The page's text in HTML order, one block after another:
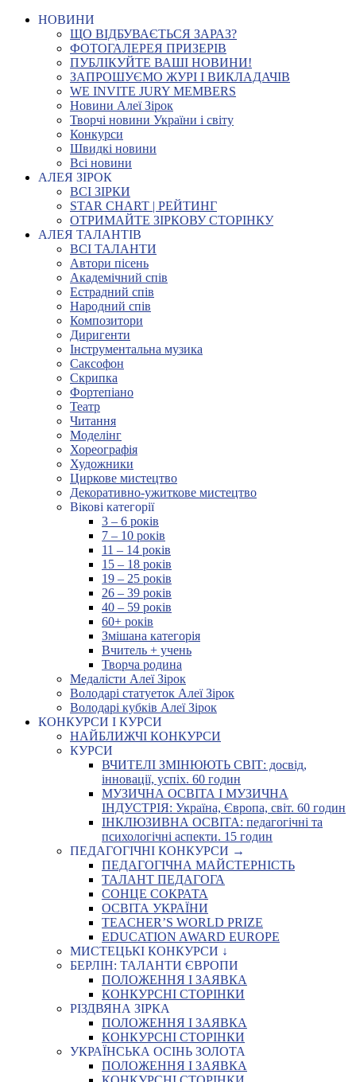
НОВИНИ
ЩО ВІДБУВАЄТЬСЯ ЗАРАЗ?
ФОТОГАЛЕРЕЯ ПРИЗЕРІВ
ПУБЛІКУЙТЕ ВАШІ НОВИНИ!
ЗАПРОШУЄМО ЖУРІ І ВИКЛАДАЧІВ
WE INVITE JURY MEMBERS
Новини Алеї Зірок
Творчі новини України і світу
Конкурси
Швидкі новини
Всі новини
АЛЕЯ ЗІРОК
ВСІ ЗІРКИ
STAR CHART | РЕЙТИНГ
ОТРИМАЙТЕ ЗІРКОВУ СТОРІНКУ
АЛЕЯ ТАЛАНТІВ
ВСІ ТАЛАНТИ
Автори пісень
Академічний спів
Естрадний спів
Народний спів
Композитори
Диригенти
Інструментальна музика
Саксофон
Скрипка
Фортепіано
Театр
Читання
Моделінг
Хореографія
Художники
Циркове мистецтво
Декоративно-ужиткове мистецтво
Вікові категорії
3 – 6 років
7 – 10 років
11 – 14 років
15 – 18 років
19 – 25 років
26 – 39 років
40 – 59 років
60+ років
Змішана категорія
Вчитель + учень
Творча родина
Медалісти Алеї Зірок
Володарі статуеток Алеї Зірок
Володарі кубків Алеї Зірок
КОНКУРСИ І КУРСИ
НАЙБЛИЖЧІ КОНКУРСИ
КУРСИ
ВЧИТЕЛІ ЗМІНЮЮТЬ СВІТ: досвід,
інновації, успіх. 60 годин
МУЗИЧНА ОСВІТА І МУЗИЧНА
ІНДУСТРІЯ: Україна, Європа, світ. 60 годин
ІНКЛЮЗИВНА ОСВІТА: педагогічні та
психологічні аспекти. 15 годин
ПЕДАГОГІЧНІ КОНКУРСИ →
ПЕДАГОГІЧНА МАЙСТЕРНІСТЬ
ТАЛАНТ ПЕДАГОГА
СОНЦЕ СОКРАТА
ОСВІТА УКРАЇНИ
TEACHER’S WORLD PRIZE
EDUCATION AWARD EUROPE
МИСТЕЦЬКІ КОНКУРСИ ↓
БЕРЛІН: ТАЛАНТИ ЄВРОПИ
ПОЛОЖЕННЯ І ЗАЯВКА
КОНКУРСНІ СТОРІНКИ
РІЗДВЯНА ЗІРКА
ПОЛОЖЕННЯ І ЗАЯВКА
КОНКУРСНІ СТОРІНКИ
УКРАЇНСЬКА ОСІНЬ ЗОЛОТА
ПОЛОЖЕННЯ І ЗАЯВКА